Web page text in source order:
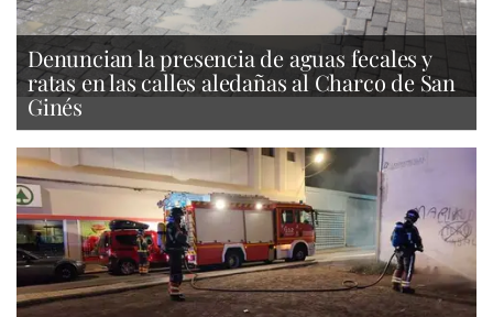
Denuncian la presencia de aguas fecales y
ratas en las calles aledañas al Charco de San
Ginés